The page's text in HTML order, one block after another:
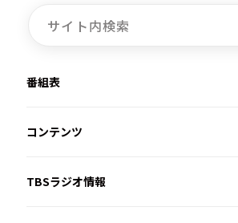
番組表
コンテンツ
TBSラジオ情報